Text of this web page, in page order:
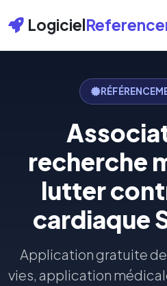
Logiciel
recherche
lutter
cardiaque
Application gratuite
vies, application